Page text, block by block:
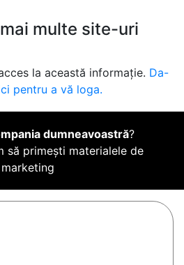
multe site-uri
la această informație. Da-
pentru a vă loga.
dumneavoastră?
să primești materialele de
marketing